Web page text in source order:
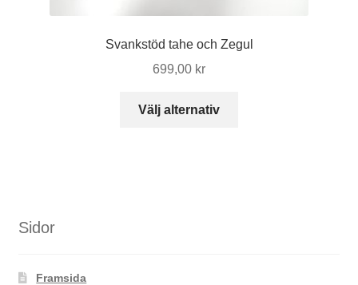
Svankstöd tahe och Zegul
699,00 kr
Välj alternativ
Sidor
Framsida